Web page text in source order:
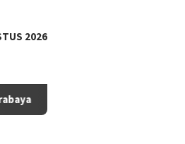
2026
Komisi III DPRD Badung Dukung